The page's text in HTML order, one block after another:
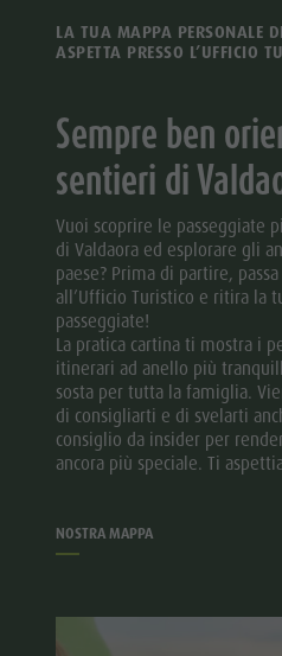
LA TUA MAPPA PERSONALE
ASPETTA PRESSO L’UFFICIO
Sempre ben
sentieri di
Vuoi scoprire le passeggiate
di Valdaora ed esplorare gli
paese? Prima di partire,
all’Ufficio Turistico e ritira la
passeggiate!
La pratica cartina ti mostra i
itinerari ad anello più
sosta per tutta la famiglia.
di consigliarti e di svelarti
consiglio da insider per
ancora più speciale. Ti
NOSTRA MAPPA